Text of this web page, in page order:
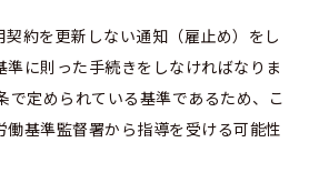
約を更新しない通知（雇止め）をし
準に則った手続きをしなければなりま
で定められている基準であるため、こ
働基準監督署から指導を受ける可能性